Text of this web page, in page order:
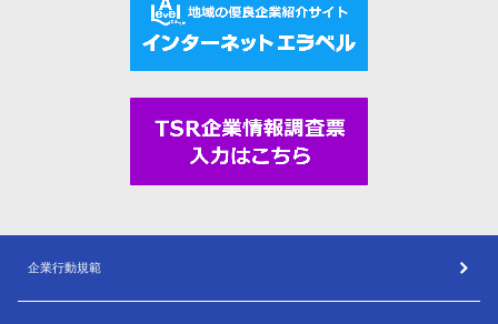
企業行動規範